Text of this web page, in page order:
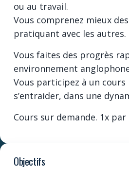
ou au travail.
Vous comprenez mieux
pratiquant avec les autres.
Vous faites des progrès
environnement
Vous participez à un
s’entraider, dans une
Cours sur demande. 1x
Objectifs